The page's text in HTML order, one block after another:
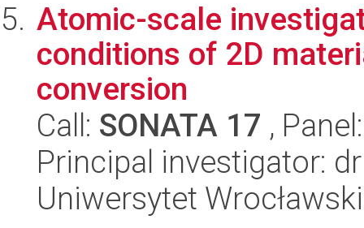
Atomic-scale
conditions of 2D
conversion
Call: SONATA 17 ,
Principal investigator:
Uniwersytet